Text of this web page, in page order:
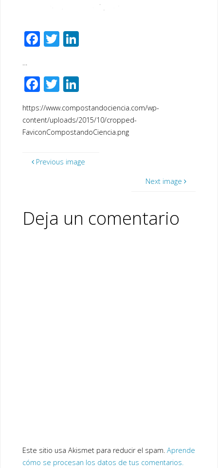
F
b
o
o
k
T
er
Li
e
dI
n
…
F
ac
e
b
o
T
tt
er
Li
k
e
n
https://www.compostandociencia.com/wp-
content/uploads/2015/10/cropped-
FaviconCompostandoCiencia.png
Previous image
Next image
Deja un comentario
Este sitio usa Akismet para reducir el spam. Aprende
cómo se procesan los datos de tus comentarios.